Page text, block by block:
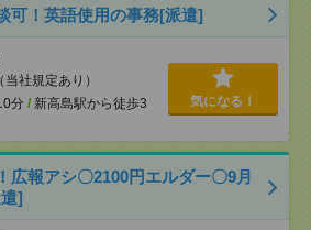
可！英語使用の事務[派遣]
社規定あり）
分 / 新高島駅から徒歩3
気になる！
広報アシ〇2100円エルダー〇9月
]